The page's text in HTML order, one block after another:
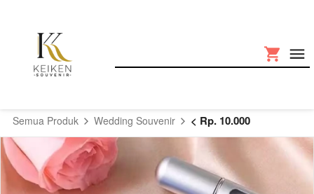
Semua Produk Wedding Souvenir < Rp. 10.000